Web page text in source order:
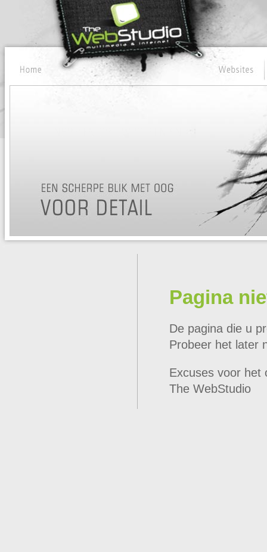
Pagina
De pagina die u
Probeer het later
Excuses voor het
The WebStudio